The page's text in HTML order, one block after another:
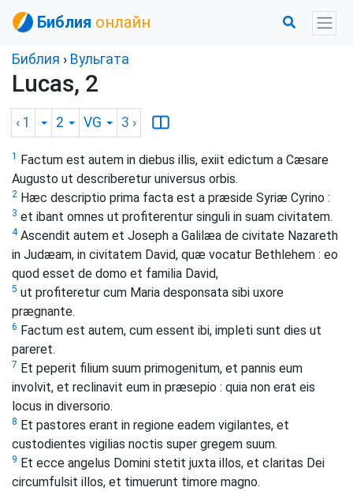
Библия онлайн
Библия › Вульгата
Lucas, 2
‹ 1 2 VG 3 ›
1
Factum est autem in diebus illis, exiit edictum a Cæsare
Augusto ut describeretur universus orbis.
2 Hæc descriptio prima facta est a præside Syriæ Cyrino :
3 et ibant omnes ut profiterentur singuli in suam civitatem.
4Ascendit autem et Joseph a Galilæa de civitate Nazareth
in Judæam, in civitatem David, quæ vocatur Bethlehem : eo
quod esset de domo et familia David,
5 ut profiteretur cum Maria desponsata sibi uxore
prægnante.
6 Factum est autem, cum essent ibi, impleti sunt dies ut
pareret.
7 Et peperit filium suum primogenitum, et pannis eum
involvit, et reclinavit eum in præsepio : quia non erat eis
locus in diversorio.
8 Et pastores erant in regione eadem vigilantes, et
custodientes vigilias noctis super gregem suum.
9 Et ecce angelus Domini stetit juxta illos, et claritas Dei
circumfulsit illos, et timuerunt timore magno.